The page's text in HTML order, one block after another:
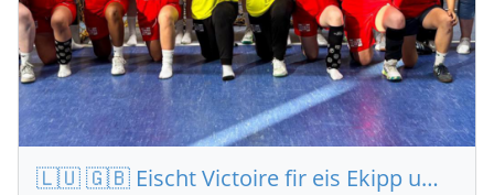
🇱🇺 🇬🇧 Eischt Victoire fir eis Ekipp um 3 Natiounen Turnéier